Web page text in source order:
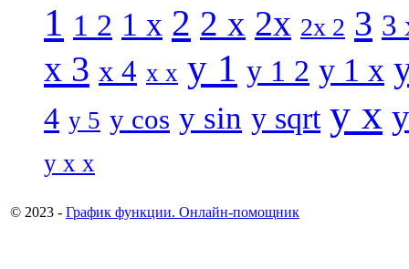
1 1 2 1 x 2 2 x 2x 2x 2 3 3
x 3 x 4 x x y 1 y 1 2 y 1 x
4 y 5 y cos y sin y sqrt y x
y x x
© 2023 - График функции. Онлайн-помощник